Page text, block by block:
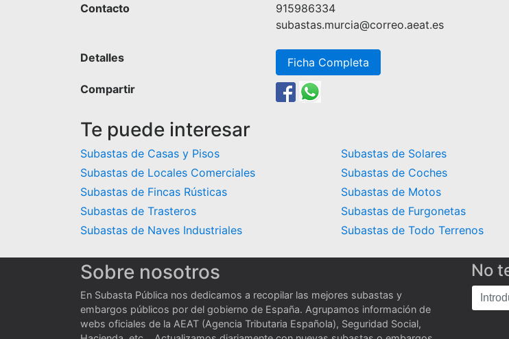
Contacto
915986334
subastas.murcia@correo.aeat.es
Detalles
Ficha Completa
Compartir
Te puede interesar
Subastas de Casas y Pisos
Subastas de Locales Comerciales
Subastas de Fincas Rústicas
Subastas de Trasteros
Subastas de Naves Industriales
Subastas de Solares
Subastas de Coches
Subastas de Motos
Subastas de Furgonetas
Subastas de Todo Terrenos
Sobre nosotros
En Subasta Pública nos dedicamos a recopilar las mejores subastas y
embargos públicos por del gobierno de España. Agrupamos información de
webs oficiales de la AEAT (Agencia Tributaria Española), Seguridad Social,
No